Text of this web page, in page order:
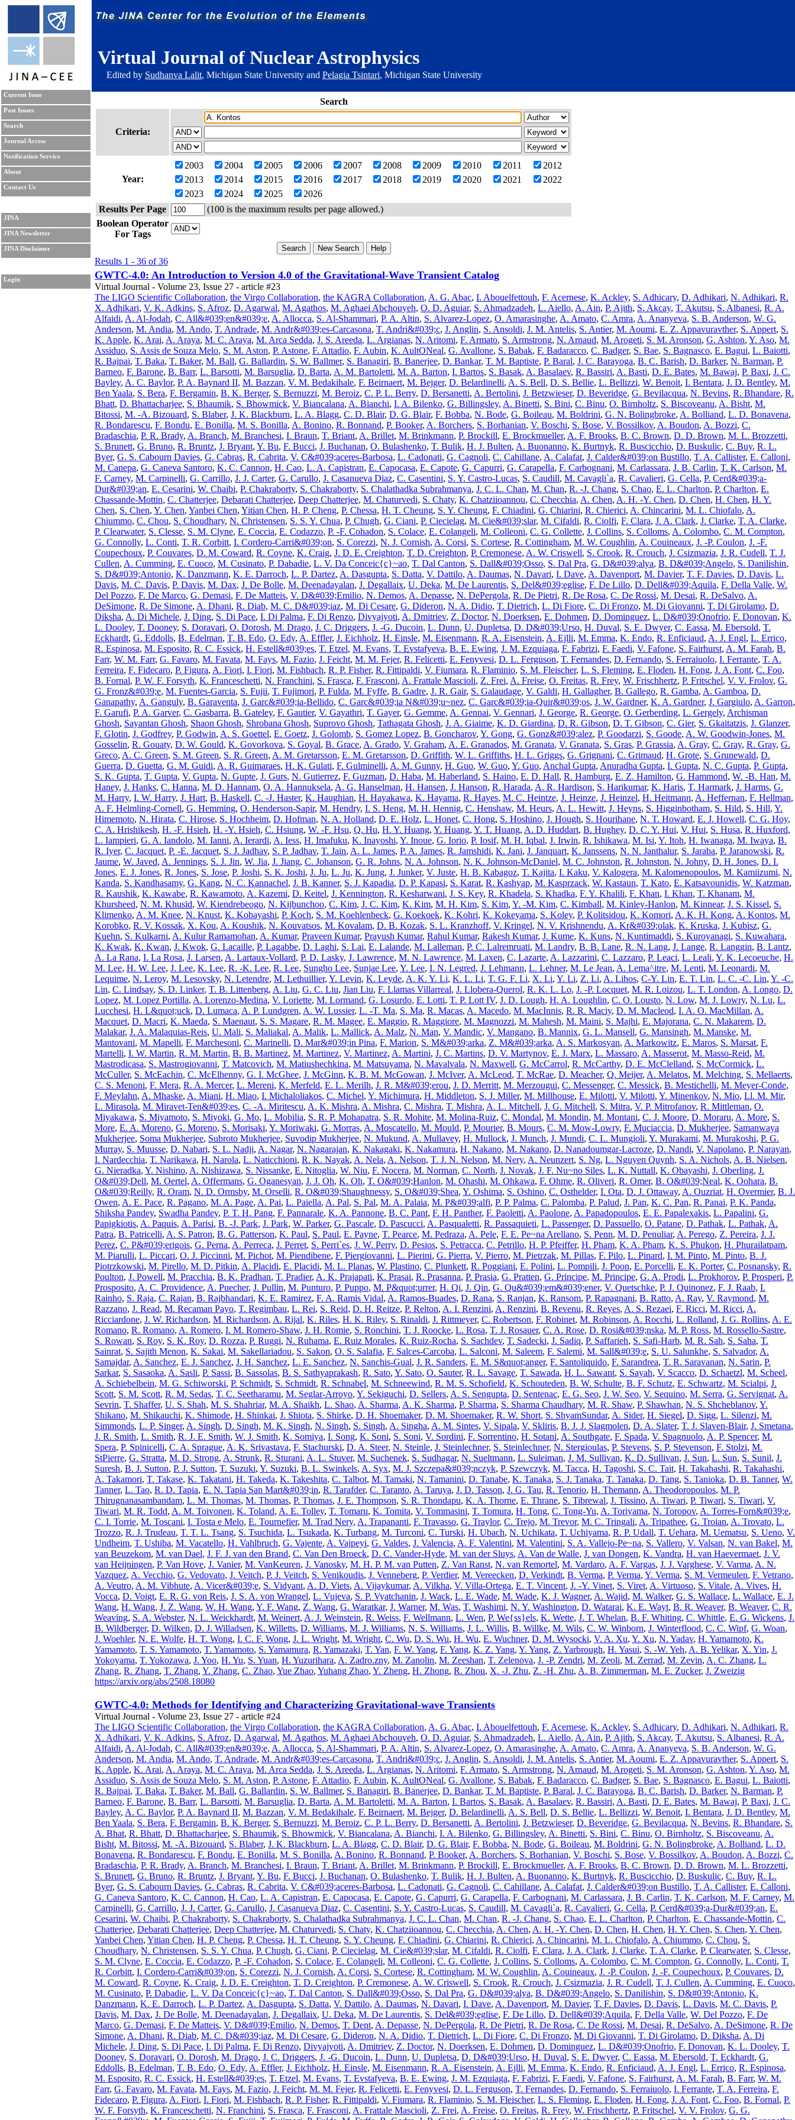
Virtual Journal of Nuclear Astrophysics
Edited by Sudhanva Lalit, Michigan State University and Pelagia Tsintari, Michigan State University
Current Issue
Past Issues
Search
Journal Access
Notification Service
About
Contact Us
JINA
JINA Newsletter
JINA Disclaimer
Login
Search
Criteria:
Year:
2003 2004 2005 2006 2007 2008 2009 2010 2011
2012
2013
2014 2015 2016 2017 2018 2019 2020 2021
2022
2023
2024 2025
2026
Results Per Page
(100 is the maximum results per page allowed.)
Boolean Operator
For Tags
Results 1 - 36 of 36
GWTC-4.0: An Introduction to Version 4.0 of the Gravitational-Wave Transient Catalog
Virtual Journal - Volume 23, Issue 27 - article #23
The LIGO Scientific Collaboration, the Virgo Collaboration, the KAGRA Collaboration, A. G. Abac, I. Abouelfettouh, F. Acernese, K. Ackley, S. Adhicary, D. Adhikari, N. Adhikari, R.
X. Adhikari, V. K. Adkins, S. Afroz, D. Agarwal, M. Agathos, M. Aghaei Abchouyeh, O. D. Aguiar, S. Ahmadzadeh, L. Aiello, A. Ain, P. Ajith, S. Akcay, T. Akutsu, S. Albanesi, R. A.
Alfaidi, A. Al-Jodah, C. All&#039;en&#039;e, A. Allocca, S. Al-Shammari, P. A. Altin, S. Alvarez-Lopez, O. Amarasinghe, A. Amato, C. Amra, A. Ananyeva, S. B. Anderson, W. G.
Anderson, M. Andia, M. Ando, T. Andrade, M. Andr&#039;es-Carcasona, T. Andri&#039;c, J. Anglin, S. Ansoldi, J. M. Antelis, S. Antier, M. Aoumi, E. Z. Appavuravther, S. Appert, S.
K. Apple, K. Arai, A. Araya, M. C. Araya, M. Arca Sedda, J. S. Areeda, L. Argianas, N. Aritomi, F. Armato, S. Armstrong, N. Arnaud, M. Arogeti, S. M. Aronson, G. Ashton, Y. Aso, M.
Assiduo, S. Assis de Souza Melo, S. M. Aston, P. Astone, F. Attadio, F. Aubin, K. AultONeal, G. Avallone, S. Babak, F. Badaracco, C. Badger, S. Bae, S. Bagnasco, E. Bagui, L. Baiotti,
R. Bajpai, T. Baka, T. Baker, M. Ball, G. Ballardin, S. W. Ballmer, S. Banagiri, B. Banerjee, D. Bankar, T. M. Baptiste, P. Baral, J. C. Barayoga, B. C. Barish, D. Barker, N. Barman, P.
Barneo, F. Barone, B. Barr, L. Barsotti, M. Barsuglia, D. Barta, A. M. Bartoletti, M. A. Barton, I. Bartos, S. Basak, A. Basalaev, R. Bassiri, A. Basti, D. E. Bates, M. Bawaj, P. Baxi, J. C.
Bayley, A. C. Baylor, P. A. Baynard II, M. Bazzan, V. M. Bedakihale, F. Beirnaert, M. Bejger, D. Belardinelli, A. S. Bell, D. S. Bellie, L. Bellizzi, W. Benoit, I. Bentara, J. D. Bentley, M.
Ben Yaala, S. Bera, F. Bergamin, B. K. Berger, S. Bernuzzi, M. Beroiz, C. P. L. Berry, D. Bersanetti, A. Bertolini, J. Betzwieser, D. Beveridge, G. Bevilacqua, N. Bevins, R. Bhandare, R.
Bhatt, D. Bhattacharjee, S. Bhaumik, S. Bhowmick, V. Biancalana, A. Bianchi, I. A. Bilenko, G. Billingsley, A. Binetti, S. Bini, C. Binu, O. Birnholtz, S. Biscoveanu, A. Bisht, M.
Bitossi, M. -A. Bizouard, S. Blaber, J. K. Blackburn, L. A. Blagg, C. D. Blair, D. G. Blair, F. Bobba, N. Bode, G. Boileau, M. Boldrini, G. N. Bolingbroke, A. Bolliand, L. D. Bonavena,
R. Bondarescu, F. Bondu, E. Bonilla, M. S. Bonilla, A. Bonino, R. Bonnand, P. Booker, A. Borchers, S. Borhanian, V. Boschi, S. Bose, V. Bossilkov, A. Boudon, A. Bozzi, C.
Bradaschia, P. R. Brady, A. Branch, M. Branchesi, I. Braun, T. Briant, A. Brillet, M. Brinkmann, P. Brockill, E. Brockmueller, A. F. Brooks, B. C. Brown, D. D. Brown, M. L. Brozzetti,
S. Brunett, G. Bruno, R. Bruntz, J. Bryant, Y. Bu, F. Bucci, J. Buchanan, O. Bulashenko, T. Bulik, H. J. Bulten, A. Buonanno, K. Burtnyk, R. Buscicchio, D. Buskulic, C. Buy, R. L.
Byer, G. S. Cabourn Davies, G. Cabras, R. Cabrita, V. C&#039;aceres-Barbosa, L. Cadonati, G. Cagnoli, C. Cahillane, A. Calafat, J. Calder&#039;on Bustillo, T. A. Callister, E. Calloni,
M. Canepa, G. Caneva Santoro, K. C. Cannon, H. Cao, L. A. Capistran, E. Capocasa, E. Capote, G. Capurri, G. Carapella, F. Carbognani, M. Carlassara, J. B. Carlin, T. K. Carlson, M.
F. Carney, M. Carpinelli, G. Carrillo, J. J. Carter, G. Carullo, J. Casanueva Diaz, C. Casentini, S. Y. Castro-Lucas, S. Caudill, M. Cavagli`a, R. Cavalieri, G. Cella, P. Cerd&#039;a-
Dur&#039;an, E. Cesarini, W. Chaibi, P. Chakraborty, S. Chakraborty, S. Chalathadka Subrahmanya, J. C. L. Chan, M. Chan, R. -J. Chang, S. Chao, E. L. Charlton, P. Charlton, E.
Chassande-Mottin, C. Chatterjee, Debarati Chatterjee, Deep Chatterjee, M. Chaturvedi, S. Chaty, K. Chatziioannou, C. Checchia, A. Chen, A. H. -Y. Chen, D. Chen, H. Chen, H. Y.
Chen, S. Chen, Y. Chen, Yanbei Chen, Yitian Chen, H. P. Cheng, P. Chessa, H. T. Cheung, S. Y. Cheung, F. Chiadini, G. Chiarini, R. Chierici, A. Chincarini, M. L. Chiofalo, A.
Chiummo, C. Chou, S. Choudhary, N. Christensen, S. S. Y. Chua, P. Chugh, G. Ciani, P. Ciecielag, M. Cie&#039;slar, M. Cifaldi, R. Ciolfi, F. Clara, J. A. Clark, J. Clarke, T. A. Clarke,
P. Clearwater, S. Clesse, S. M. Clyne, E. Coccia, E. Codazzo, P. -F. Cohadon, S. Colace, E. Colangeli, M. Colleoni, C. G. Collette, J. Collins, S. Colloms, A. Colombo, C. M. Compton,
G. Connolly, L. Conti, T. R. Corbitt, I. Cordero-Carri&#039;on, S. Corezzi, N. J. Cornish, A. Corsi, S. Cortese, R. Cottingham, M. W. Coughlin, A. Couineaux, J. -P. Coulon, J. -F.
Coupechoux, P. Couvares, D. M. Coward, R. Coyne, K. Craig, J. D. E. Creighton, T. D. Creighton, P. Cremonese, A. W. Criswell, S. Crook, R. Crouch, J. Csizmazia, J. R. Cudell, T. J.
Cullen, A. Cumming, E. Cuoco, M. Cusinato, P. Dabadie, L. V. Da Conceic{c}~ao, T. Dal Canton, S. Dall&#039;Osso, S. Dal Pra, G. D&#039;alya, B. D&#039;Angelo, S. Danilishin,
S. D&#039;Antonio, K. Danzmann, K. E. Darroch, L. P. Dartez, A. Dasgupta, S. Datta, V. Dattilo, A. Daumas, N. Davari, I. Dave, A. Davenport, M. Davier, T. F. Davies, D. Davis, L.
Davis, M. C. Davis, P. Davis, M. Dax, J. De Bolle, M. Deenadayalan, J. Degallaix, U. Deka, M. De Laurentis, S. Del&#039;eglise, F. De Lillo, D. Dell&#039;Aquila, F. Della Valle, W.
Del Pozzo, F. De Marco, G. Demasi, F. De Matteis, V. D&#039;Emilio, N. Demos, A. Depasse, N. DePergola, R. De Pietri, R. De Rosa, C. De Rossi, M. Desai, R. DeSalvo, A.
DeSimone, R. De Simone, A. Dhani, R. Diab, M. C. D&#039;iaz, M. Di Cesare, G. Dideron, N. A. Didio, T. Dietrich, L. Di Fiore, C. Di Fronzo, M. Di Giovanni, T. Di Girolamo, D.
Diksha, A. Di Michele, J. Ding, S. Di Pace, I. Di Palma, F. Di Renzo, Divyajyoti, A. Dmitriev, Z. Doctor, N. Doerksen, E. Dohmen, D. Dominguez, L. D&#039;Onofrio, F. Donovan, K.
L. Dooley, T. Dooney, S. Doravari, O. Dorosh, M. Drago, J. C. Driggers, J. -G. Ducoin, L. Dunn, U. Dupletsa, D. D&#039;Urso, H. Duval, S. E. Dwyer, C. Eassa, M. Ebersold, T.
Eckhardt, G. Eddolls, B. Edelman, T. B. Edo, O. Edy, A. Effler, J. Eichholz, H. Einsle, M. Eisenmann, R. A. Eisenstein, A. Ejlli, M. Emma, K. Endo, R. Enficiaud, A. J. Engl, L. Errico,
R. Espinosa, M. Esposito, R. C. Essick, H. Estell&#039;es, T. Etzel, M. Evans, T. Evstafyeva, B. E. Ewing, J. M. Ezquiaga, F. Fabrizi, F. Faedi, V. Fafone, S. Fairhurst, A. M. Farah, B.
Farr, W. M. Farr, G. Favaro, M. Favata, M. Fays, M. Fazio, J. Feicht, M. M. Fejer, R. Felicetti, E. Fenyvesi, D. L. Ferguson, T. Fernandes, D. Fernando, S. Ferraiuolo, I. Ferrante, T. A.
Ferreira, F. Fidecaro, P. Figura, A. Fiori, I. Fiori, M. Fishbach, R. P. Fisher, R. Fittipaldi, V. Fiumara, R. Flaminio, S. M. Fleischer, L. S. Fleming, E. Floden, H. Fong, J. A. Font, C. Foo,
B. Fornal, P. W. F. Forsyth, K. Franceschetti, N. Franchini, S. Frasca, F. Frasconi, A. Frattale Mascioli, Z. Frei, A. Freise, O. Freitas, R. Frey, W. Frischhertz, P. Fritschel, V. V. Frolov, G.
G. Fronz&#039;e, M. Fuentes-Garcia, S. Fujii, T. Fujimori, P. Fulda, M. Fyffe, B. Gadre, J. R. Gair, S. Galaudage, V. Galdi, H. Gallagher, B. Gallego, R. Gamba, A. Gamboa, D.
Ganapathy, A. Ganguly, B. Garaventa, J. Garc&#039;ia-Bellido, C. Garc&#039;ia N&#039;u~nez, C. Garc&#039;ia-Quir&#039;os, J. W. Gardner, K. A. Gardner, J. Gargiulo, A. Garron,
F. Garufi, P. A. Garver, C. Gasbarra, B. Gateley, F. Gautier, V. Gayathri, T. Gayer, G. Gemme, A. Gennai, V. Gennari, J. George, R. George, O. Gerberding, L. Gergely, Archisman
Ghosh, Sayantan Ghosh, Shaon Ghosh, Shrobana Ghosh, Suprovo Ghosh, Tathagata Ghosh, J. A. Giaime, K. D. Giardina, D. R. Gibson, D. T. Gibson, C. Gier, S. Gkaitatzis, J. Glanzer,
F. Glotin, J. Godfrey, P. Godwin, A. S. Goettel, E. Goetz, J. Golomb, S. Gomez Lopez, B. Goncharov, Y. Gong, G. Gonz&#039;alez, P. Goodarzi, S. Goode, A. W. Goodwin-Jones, M.
Gosselin, R. Gouaty, D. W. Gould, K. Govorkova, S. Goyal, B. Grace, A. Grado, V. Graham, A. E. Granados, M. Granata, V. Granata, S. Gras, P. Grassia, A. Gray, C. Gray, R. Gray, G.
Greco, A. C. Green, S. M. Green, S. R. Green, A. M. Gretarsson, E. M. Gretarsson, D. Griffith, W. L. Griffiths, H. L. Griggs, G. Grignani, C. Grimaud, H. Grote, S. Grunewald, D.
Guerra, D. Guetta, G. M. Guidi, A. R. Guimaraes, H. K. Gulati, F. Gulminelli, A. M. Gunny, H. Guo, W. Guo, Y. Guo, Anchal Gupta, Anuradha Gupta, I. Gupta, N. C. Gupta, P. Gupta,
S. K. Gupta, T. Gupta, V. Gupta, N. Gupte, J. Gurs, N. Gutierrez, F. Guzman, D. Haba, M. Haberland, S. Haino, E. D. Hall, R. Hamburg, E. Z. Hamilton, G. Hammond, W. -B. Han, M.
Haney, J. Hanks, C. Hanna, M. D. Hannam, O. A. Hannuksela, A. G. Hanselman, H. Hansen, J. Hanson, R. Harada, A. R. Hardison, S. Harikumar, K. Haris, T. Harmark, J. Harms, G.
M. Harry, I. W. Harry, J. Hart, B. Haskell, C. -J. Haster, K. Haughian, H. Hayakawa, K. Hayama, R. Hayes, M. C. Heintze, J. Heinze, J. Heinzel, H. Heitmann, A. Heffernan, F. Hellman,
A. F. Helmling-Cornell, G. Hemming, O. Henderson-Sapir, M. Hendry, I. S. Heng, M. H. Hennig, C. Henshaw, M. Heurs, A. L. Hewitt, J. Heyns, S. Higginbotham, S. Hild, S. Hill, Y.
Himemoto, N. Hirata, C. Hirose, S. Hochheim, D. Hofman, N. A. Holland, D. E. Holz, L. Honet, C. Hong, S. Hoshino, J. Hough, S. Hourihane, N. T. Howard, E. J. Howell, C. G. Hoy,
C. A. Hrishikesh, H. -F. Hsieh, H. -Y. Hsieh, C. Hsiung, W. -F. Hsu, Q. Hu, H. Y. Huang, Y. Huang, Y. T. Huang, A. D. Huddart, B. Hughey, D. C. Y. Hui, V. Hui, S. Husa, R. Huxford,
L. Iampieri, G. A. Iandolo, M. Ianni, A. Ierardi, A. Iess, H. Imafuku, K. Inayoshi, Y. Inoue, G. Iorio, P. Iosif, M. H. Iqbal, J. Irwin, R. Ishikawa, M. Isi, Y. Itoh, H. Iwanaga, M. Iwaya, B.
R. Iyer, C. Jacquet, P. -E. Jacquet, S. J. Jadhav, S. P. Jadhav, T. Jain, A. L. James, P. A. James, R. Jamshidi, K. Jani, J. Janquart, K. Janssens, N. N. Janthalur, S. Jaraba, P. Jaranowski, R.
Jaume, W. Javed, A. Jennings, S. J. Jin, W. Jia, J. Jiang, C. Johanson, G. R. Johns, N. A. Johnson, N. K. Johnson-McDaniel, M. C. Johnston, R. Johnston, N. Johny, D. H. Jones, D. I.
Jones, E. J. Jones, R. Jones, S. Jose, P. Joshi, S. K. Joshi, J. Ju, L. Ju, K. Jung, J. Junker, V. Juste, H. B. Kabagoz, T. Kajita, I. Kaku, V. Kalogera, M. Kalomenopoulos, M. Kamiizumi, N.
Kanda, S. Kandhasamy, G. Kang, N. C. Kannachel, J. B. Kanner, S. J. Kapadia, D. P. Kapasi, S. Karat, R. Kashyap, M. Kasprzack, W. Kastaun, T. Kato, E. Katsavounidis, W. Katzman,
R. Kaushik, K. Kawabe, R. Kawamoto, A. Kazemi, D. Keitel, J. Kennington, R. Kesharwani, J. S. Key, R. Khadela, S. Khadka, F. Y. Khalili, F. Khan, I. Khan, T. Khanam, M.
Khursheed, N. M. Khusid, W. Kiendrebeogo, N. Kijbunchoo, C. Kim, J. C. Kim, K. Kim, M. H. Kim, S. Kim, Y. -M. Kim, C. Kimball, M. Kinley-Hanlon, M. Kinnear, J. S. Kissel, S.
Klimenko, A. M. Knee, N. Knust, K. Kobayashi, P. Koch, S. M. Koehlenbeck, G. Koekoek, K. Kohri, K. Kokeyama, S. Koley, P. Kolitsidou, K. Komori, A. K. H. Kong, A. Kontos, M.
Korobko, R. V. Kossak, X. Kou, A. Koushik, N. Kouvatsos, M. Kovalam, D. B. Kozak, S. L. Kranzhoff, V. Kringel, N. V. Krishnendu, A. Kr&#039;olak, K. Kruska, J. Kubisz, G.
Kuehn, S. Kulkarni, A. Kulur Ramamohan, A. Kumar, Praveen Kumar, Prayush Kumar, Rahul Kumar, Rakesh Kumar, J. Kume, K. Kuns, N. Kuntimaddi, S. Kuroyanagi, S. Kuwahara,
K. Kwak, K. Kwan, J. Kwok, G. Lacaille, P. Lagabbe, D. Laghi, S. Lai, E. Lalande, M. Lalleman, P. C. Lalremruati, M. Landry, B. B. Lane, R. N. Lang, J. Lange, R. Langgin, B. Lantz,
A. La Rana, I. La Rosa, J. Larsen, A. Lartaux-Vollard, P. D. Lasky, J. Lawrence, M. N. Lawrence, M. Laxen, C. Lazarte, A. Lazzarini, C. Lazzaro, P. Leaci, L. Leali, Y. K. Lecoeuche, H.
M. Lee, H. W. Lee, J. Lee, K. Lee, R. -K. Lee, R. Lee, Sungho Lee, Sunjae Lee, Y. Lee, I. N. Legred, J. Lehmann, L. Lehner, M. Le Jean, A. Lema^itre, M. Lenti, M. Leonardi, M.
Lequime, N. Leroy, M. Lesovsky, N. Letendre, M. Lethuillier, Y. Levin, K. Leyde, A. K. Y. Li, K. L. Li, T. G. F. Li, X. Li, Y. Li, Z. Li, A. Lihos, C-Y. Lin, E. T. Lin, L. C. -C. Lin, Y. -C.
Lin, C. Lindsay, S. D. Linker, T. B. Littenberg, A. Liu, G. C. Liu, Jian Liu, F. Llamas Villarreal, J. Llobera-Querol, R. K. L. Lo, J. -P. Locquet, M. R. Loizou, L. T. London, A. Longo, D.
Lopez, M. Lopez Portilla, A. Lorenzo-Medina, V. Loriette, M. Lormand, G. Losurdo, E. Lotti, T. P. Lott IV, J. D. Lough, H. A. Loughlin, C. O. Lousto, N. Low, M. J. Lowry, N. Lu, L.
Lucchesi, H. L&quot;uck, D. Lumaca, A. P. Lundgren, A. W. Lussier, L. -T. Ma, S. Ma, R. Macas, A. Macedo, M. MacInnis, R. R. Maciy, D. M. Macleod, I. A. O. MacMillan, A.
Macquet, D. Macri, K. Maeda, S. Maenaut, S. S. Magare, R. M. Magee, E. Maggio, R. Maggiore, M. Magnozzi, M. Mahesh, M. Maini, S. Majhi, E. Majorana, C. N. Makarem, D.
Malakar, J. A. Malaquias-Reis, U. Mali, S. Maliakal, A. Malik, L. Mallick, A. Malz, N. Man, V. Mandic, V. Mangano, B. Mannix, G. L. Mansell, G. Mansingh, M. Manske, M.
Mantovani, M. Mapelli, F. Marchesoni, C. Marinelli, D. Mar&#039;in Pina, F. Marion, S. M&#039;arka, Z. M&#039;arka, A. S. Markosyan, A. Markowitz, E. Maros, S. Marsat, F.
Martelli, I. W. Martin, R. M. Martin, B. B. Martinez, M. Martinez, V. Martinez, A. Martini, J. C. Martins, D. V. Martynov, E. J. Marx, L. Massaro, A. Masserot, M. Masso-Reid, M.
Mastrodicasa, S. Mastrogiovanni, T. Matcovich, M. Matiushechkina, M. Matsuyama, N. Mavalvala, N. Maxwell, G. McCarrol, R. McCarthy, D. E. McClelland, S. McCormick, L.
McCuller, S. McEachin, C. McElhenny, G. I. McGhee, J. McGinn, K. B. M. McGowan, J. McIver, A. McLeod, T. McRae, D. Meacher, Q. Meijer, A. Melatos, M. Melching, S. Mellaerts,
C. S. Menoni, F. Mera, R. A. Mercer, L. Mereni, K. Merfeld, E. L. Merilh, J. R. M&#039;erou, J. D. Merritt, M. Merzougui, C. Messenger, C. Messick, B. Mestichelli, M. Meyer-Conde,
F. Meylahn, A. Mhaske, A. Miani, H. Miao, I. Michaloliakos, C. Michel, Y. Michimura, H. Middleton, S. J. Miller, M. Millhouse, E. Milotti, V. Milotti, Y. Minenkov, N. Mio, Ll. M. Mir,
L. Mirasola, M. Miravet-Ten&#039;es, C. -A. Miritescu, A. K. Mishra, A. Mishra, C. Mishra, T. Mishra, A. L. Mitchell, J. G. Mitchell, S. Mitra, V. P. Mitrofanov, R. Mittleman, O.
Miyakawa, S. Miyamoto, S. Miyoki, G. Mo, L. Mobilia, S. R. P. Mohapatra, S. R. Mohite, M. Molina-Ruiz, C. Mondal, M. Mondin, M. Montani, C. J. Moore, D. Moraru, A. More, S.
More, E. A. Moreno, G. Moreno, S. Morisaki, Y. Moriwaki, G. Morras, A. Moscatello, M. Mould, P. Mourier, B. Mours, C. M. Mow-Lowry, F. Muciaccia, D. Mukherjee, Samanwaya
Mukherjee, Soma Mukherjee, Subroto Mukherjee, Suvodip Mukherjee, N. Mukund, A. Mullavey, H. Mullock, J. Munch, J. Mundi, C. L. Mungioli, Y. Murakami, M. Murakoshi, P. G.
Murray, S. Muusse, D. Nabari, S. L. Nadji, A. Nagar, N. Nagarajan, K. Nakagaki, K. Nakamura, H. Nakano, M. Nakano, D. Nanadoumgar-Lacroze, D. Nandi, V. Napolano, P. Narayan,
I. Nardecchia, T. Narikawa, H. Narola, L. Naticchioni, R. K. Nayak, A. Nela, A. Nelson, T. J. N. Nelson, M. Nery, A. Neunzert, S. Ng, L. Nguyen Quynh, S. A. Nichols, A. B. Nielsen,
G. Nieradka, Y. Nishino, A. Nishizawa, S. Nissanke, E. Nitoglia, W. Niu, F. Nocera, M. Norman, C. North, J. Novak, J. F. Nu~no Siles, L. K. Nuttall, K. Obayashi, J. Oberling, J.
O&#039;Dell, M. Oertel, A. Offermans, G. Oganesyan, J. J. Oh, K. Oh, T. O&#039;Hanlon, M. Ohashi, M. Ohkawa, F. Ohme, R. Oliveri, R. Omer, B. O&#039;Neal, K. Oohara, B.
O&#039;Reilly, R. Oram, N. D. Ormsby, M. Orselli, R. O&#039;Shaughnessy, S. O&#039;Shea, Y. Oshima, S. Oshino, C. Osthelder, I. Ota, D. J. Ottaway, A. Ouzriat, H. Overmier, B. J.
Owen, A. E. Pace, R. Pagano, M. A. Page, A. Pai, L. Paiella, A. Pal, S. Pal, M. A. Palaia, M. P&#039;alfi, P. P. Palma, C. Palomba, P. Palud, J. Pan, K. C. Pan, R. Panai, P. K. Panda,
Shiksha Pandey, Swadha Pandey, P. T. H. Pang, F. Pannarale, K. A. Pannone, B. C. Pant, F. H. Panther, F. Paoletti, A. Paolone, A. Papadopoulos, E. E. Papalexakis, L. Papalini, G.
Papigkiotis, A. Paquis, A. Parisi, B. -J. Park, J. Park, W. Parker, G. Pascale, D. Pascucci, A. Pasqualetti, R. Passaquieti, L. Passenger, D. Passuello, O. Patane, D. Pathak, L. Pathak, A.
Patra, B. Patricelli, A. S. Patron, B. G. Patterson, K. Paul, S. Paul, E. Payne, T. Pearce, M. Pedraza, A. Pele, F. E. Pe~na Arellano, S. Penn, M. D. Penuliar, A. Perego, Z. Pereira, J. J.
Perez, C. P&#039;erigois, G. Perna, A. Perreca, J. Perret, S. Perri`es, J. W. Perry, D. Pesios, S. Petracca, C. Petrillo, H. P. Pfeiffer, H. Pham, K. A. Pham, K. S. Phukon, H. Phurailatpam,
M. Piarulli, L. Piccari, O. J. Piccinni, M. Pichot, M. Piendibene, F. Piergiovanni, L. Pierini, G. Pierra, V. Pierro, M. Pietrzak, M. Pillas, F. Pilo, L. Pinard, I. M. Pinto, M. Pinto, B. J.
Piotrzkowski, M. Pirello, M. D. Pitkin, A. Placidi, E. Placidi, M. L. Planas, W. Plastino, C. Plunkett, R. Poggiani, E. Polini, L. Pompili, J. Poon, E. Porcelli, E. K. Porter, C. Posnansky, R.
Poulton, J. Powell, M. Pracchia, B. K. Pradhan, T. Pradier, A. K. Prajapati, K. Prasai, R. Prasanna, P. Prasia, G. Pratten, G. Principe, M. Principe, G. A. Prodi, L. Prokhorov, P. Prosperi, P.
Prosposito, A. C. Providence, A. Puecher, J. Pullin, M. Punturo, P. Puppo, M. P&quot;urrer, H. Qi, J. Qin, G. Qu&#039;em&#039;ener, V. Quetschke, P. J. Quinonez, F. J. Raab, I.
Rainho, S. Raja, C. Rajan, B. Rajbhandari, K. E. Ramirez, F. A. Ramis Vidal, A. Ramos-Buades, D. Rana, S. Ranjan, K. Ransom, P. Rapagnani, B. Ratto, A. Ray, V. Raymond, M.
Razzano, J. Read, M. Recaman Payo, T. Regimbau, L. Rei, S. Reid, D. H. Reitze, P. Relton, A. I. Renzini, A. Renzini, B. Revenu, R. Reyes, A. S. Rezaei, F. Ricci, M. Ricci, A.
Ricciardone, J. W. Richardson, M. Richardson, A. Rijal, K. Riles, H. K. Riley, S. Rinaldi, J. Rittmeyer, C. Robertson, F. Robinet, M. Robinson, A. Rocchi, L. Rolland, J. G. Rollins, A. E.
Romano, R. Romano, A. Romero, I. M. Romero-Shaw, J. H. Romie, S. Ronchini, T. J. Roocke, L. Rosa, T. J. Rosauer, C. A. Rose, D. Rosi&#039;nska, M. P. Ross, M. Rossello-Sastre,
S. Rowan, S. Roy, S. K. Roy, D. Rozza, P. Ruggi, N. Ruhama, E. Ruiz Morales, K. Ruiz-Rocha, S. Sachdev, T. Sadecki, J. Sadiq, P. Saffarieh, S. Safi-Harb, M. R. Sah, S. Saha, T.
Sainrat, S. Sajith Menon, K. Sakai, M. Sakellariadou, S. Sakon, O. S. Salafia, F. Salces-Carcoba, L. Salconi, M. Saleem, F. Salemi, M. Sall&#039;e, S. U. Salunkhe, S. Salvador, A.
Samajdar, A. Sanchez, E. J. Sanchez, J. H. Sanchez, L. E. Sanchez, N. Sanchis-Gual, J. R. Sanders, E. M. S&quot;anger, F. Santoliquido, F. Sarandrea, T. R. Saravanan, N. Sarin, P.
Sarkar, S. Sasaoka, A. Sasli, P. Sassi, B. Sassolas, B. S. Sathyaprakash, R. Sato, Y. Sato, O. Sauter, R. L. Savage, T. Sawada, H. L. Sawant, S. Sayah, V. Scacco, D. Schaetzl, M. Scheel,
A. Schiebelbein, M. G. Schiworski, P. Schmidt, S. Schmidt, R. Schnabel, M. Schneewind, R. M. S. Schofield, K. Schouteden, B. W. Schulte, B. F. Schutz, E. Schwartz, M. Scialpi, J.
Scott, S. M. Scott, R. M. Sedas, T. C. Seetharamu, M. Seglar-Arroyo, Y. Sekiguchi, D. Sellers, A. S. Sengupta, D. Sentenac, E. G. Seo, J. W. Seo, V. Sequino, M. Serra, G. Servignat, A.
Sevrin, T. Shaffer, U. S. Shah, M. S. Shahriar, M. A. Shaikh, L. Shao, A. Sharma, A. K. Sharma, P. Sharma, S. Sharma Chaudhary, M. R. Shaw, P. Shawhan, N. S. Shcheblanov, Y.
Shikano, M. Shikauchi, K. Shimode, H. Shinkai, J. Shiota, S. Shirke, D. H. Shoemaker, D. M. Shoemaker, R. W. Short, S. ShyamSundar, A. Sider, H. Siegel, D. Sigg, L. Silenzi, M.
Simmonds, L. P. Singer, A. Singh, D. Singh, M. K. Singh, N. Singh, S. Singh, A. Singha, A. M. Sintes, V. Sipala, V. Skliris, B. J. J. Slagmolen, D. A. Slater, T. J. Slaven-Blair, J. Smetana,
J. R. Smith, L. Smith, R. J. E. Smith, W. J. Smith, K. Somiya, I. Song, K. Soni, S. Soni, V. Sordini, F. Sorrentino, H. Sotani, A. Southgate, F. Spada, V. Spagnuolo, A. P. Spencer, M.
Spera, P. Spinicelli, C. A. Sprague, A. K. Srivastava, F. Stachurski, D. A. Steer, N. Steinle, J. Steinlechner, S. Steinlechner, N. Stergioulas, P. Stevens, S. P. Stevenson, F. Stolzi, M.
StPierre, G. Stratta, M. D. Strong, A. Strunk, R. Sturani, A. L. Stuver, M. Suchenek, S. Sudhagar, N. Sueltmann, L. Suleiman, J. M. Sullivan, K. D. Sullivan, J. Sun, L. Sun, S. Sunil, J.
Suresh, B. J. Sutton, P. J. Sutton, T. Suzuki, Y. Suzuki, B. L. Swinkels, A. Syx, M. J. Szczepa&#039;nczyk, P. Szewczyk, M. Tacca, H. Tagoshi, S. C. Tait, H. Takahashi, R. Takahashi,
A. Takamori, T. Takase, K. Takatani, H. Takeda, K. Takeshita, C. Talbot, M. Tamaki, N. Tamanini, D. Tanabe, K. Tanaka, S. J. Tanaka, T. Tanaka, D. Tang, S. Tanioka, D. B. Tanner, W.
Tanner, L. Tao, R. D. Tapia, E. N. Tapia San Mart&#039;in, R. Tarafder, C. Taranto, A. Taruya, J. D. Tasson, J. G. Tau, R. Tenorio, H. Themann, A. Theodoropoulos, M. P.
Thirugnanasambandam, L. M. Thomas, M. Thomas, P. Thomas, J. E. Thompson, S. R. Thondapu, K. A. Thorne, E. Thrane, S. Tibrewal, J. Tissino, A. Tiwari, P. Tiwari, S. Tiwari, V.
Tiwari, M. R. Todd, A. M. Toivonen, K. Toland, A. E. Tolley, T. Tomaru, K. Tomita, V. Tommasini, T. Tomura, H. Tong, C. Tong-Yu, A. Toriyama, N. Toropov, A. Torres-Forn&#039;e,
C. I. Torrie, M. Toscani, I. Tosta e Melo, E. Tournefier, M. Trad Nery, A. Trapananti, F. Travasso, G. Traylor, C. Trejo, M. Trevor, M. C. Tringali, A. Tripathee, G. Troian, A. Trovato, L.
Trozzo, R. J. Trudeau, T. T. L. Tsang, S. Tsuchida, L. Tsukada, K. Turbang, M. Turconi, C. Turski, H. Ubach, N. Uchikata, T. Uchiyama, R. P. Udall, T. Uehara, M. Uematsu, S. Ueno, V.
Undheim, T. Ushiba, M. Vacatello, H. Vahlbruch, G. Vajente, A. Vajpeyi, G. Valdes, J. Valencia, A. F. Valentini, M. Valentini, S. A. Vallejo-Pe~na, S. Vallero, V. Valsan, N. van Bakel, M.
van Beuzekom, M. van Dael, J. F. J. van den Brand, C. Van Den Broeck, D. C. Vander-Hyde, M. van der Sluys, A. Van de Walle, J. van Dongen, K. Vandra, H. van Haevermaet, J. V.
van Heijningen, P. Van Hove, J. Vanier, M. VanKeuren, J. Vanosky, M. H. P. M. van Putten, Z. Van Ranst, N. van Remortel, M. Vardaro, A. F. Vargas, J. J. Varghese, V. Varma, A. N.
Vazquez, A. Vecchio, G. Vedovato, J. Veitch, P. J. Veitch, S. Venikoudis, J. Venneberg, P. Verdier, M. Vereecken, D. Verkindt, B. Verma, P. Verma, Y. Verma, S. M. Vermeulen, F. Vetrano,
A. Veutro, A. M. Vibhute, A. Vicer&#039;e, S. Vidyant, A. D. Viets, A. Vijaykumar, A. Vilkha, V. Villa-Ortega, E. T. Vincent, J. -Y. Vinet, S. Viret, A. Virtuoso, S. Vitale, A. Vives, H.
Vocca, D. Voigt, E. R. G. von Reis, J. S. A. von Wrangel, L. Vujeva, S. P. Vyatchanin, J. Wack, L. E. Wade, M. Wade, K. J. Wagner, A. Wajid, M. Walker, G. S. Wallace, L. Wallace, E. J.
Wang, H. Wang, J. Z. Wang, W. H. Wang, Y. F. Wang, Z. Wang, G. Waratkar, J. Warner, M. Was, T. Washimi, N. Y. Washington, D. Watarai, K. E. Wayt, B. R. Weaver, B. Weaver, C. R.
Weaving, S. A. Webster, N. L. Weickhardt, M. Weinert, A. J. Weinstein, R. Weiss, F. Wellmann, L. Wen, P. We{ss}els, K. Wette, J. T. Whelan, B. F. Whiting, C. Whittle, E. G. Wickens, J.
B. Wildberger, D. Wilken, D. J. Willadsen, K. Willetts, D. Williams, M. J. Williams, N. S. Williams, J. L. Willis, B. Willke, M. Wils, C. W. Winborn, J. Winterflood, C. C. Wipf, G. Woan,
J. Woehler, N. E. Wolfe, H. T. Wong, I. C. F. Wong, J. L. Wright, M. Wright, C. Wu, D. S. Wu, H. Wu, E. Wuchner, D. M. Wysocki, V. A. Xu, Y. Xu, N. Yadav, H. Yamamoto, K.
Yamamoto, T. S. Yamamoto, T. Yamamoto, S. Yamamura, R. Yamazaki, T. Yan, F. W. Yang, F. Yang, K. Z. Yang, Y. Yang, Z. Yarbrough, H. Yasui, S. -W. Yeh, A. B. Yelikar, X. Yin, J.
Yokoyama, T. Yokozawa, J. Yoo, H. Yu, S. Yuan, H. Yuzurihara, A. Zadro.zny, M. Zanolin, M. Zeeshan, T. Zelenova, J. -P. Zendri, M. Zeoli, M. Zerrad, M. Zevin, A. C. Zhang, L.
Zhang, R. Zhang, T. Zhang, Y. Zhang, C. Zhao, Yue Zhao, Yuhang Zhao, Y. Zheng, H. Zhong, R. Zhou, X. -J. Zhu, Z. -H. Zhu, A. B. Zimmerman, M. E. Zucker, J. Zweizig
https://arxiv.org/abs/2508.18080
GWTC-4.0: Methods for Identifying and Characterizing Gravitational-wave Transients
Virtual Journal - Volume 23, Issue 27 - article #24
The LIGO Scientific Collaboration, the Virgo Collaboration, the KAGRA Collaboration, A. G. Abac, I. Abouelfettouh, F. Acernese, K. Ackley, S. Adhicary, D. Adhikari, N. Adhikari, R.
X. Adhikari, V. K. Adkins, S. Afroz, D. Agarwal, M. Agathos, M. Aghaei Abchouyeh, O. D. Aguiar, S. Ahmadzadeh, L. Aiello, A. Ain, P. Ajith, S. Akcay, T. Akutsu, S. Albanesi, R. A.
Alfaidi, A. Al-Jodah, C. All&#039;en&#039;e, A. Allocca, S. Al-Shammari, P. A. Altin, S. Alvarez-Lopez, O. Amarasinghe, A. Amato, C. Amra, A. Ananyeva, S. B. Anderson, W. G.
Anderson, M. Andia, M. Ando, T. Andrade, M. Andr&#039;es-Carcasona, T. Andri&#039;c, J. Anglin, S. Ansoldi, J. M. Antelis, S. Antier, M. Aoumi, E. Z. Appavuravther, S. Appert, S.
K. Apple, K. Arai, A. Araya, M. C. Araya, M. Arca Sedda, J. S. Areeda, L. Argianas, N. Aritomi, F. Armato, S. Armstrong, N. Arnaud, M. Arogeti, S. M. Aronson, G. Ashton, Y. Aso, M.
Assiduo, S. Assis de Souza Melo, S. M. Aston, P. Astone, F. Attadio, F. Aubin, K. AultONeal, G. Avallone, S. Babak, F. Badaracco, C. Badger, S. Bae, S. Bagnasco, E. Bagui, L. Baiotti,
R. Bajpai, T. Baka, T. Baker, M. Ball, G. Ballardin, S. W. Ballmer, S. Banagiri, B. Banerjee, D. Bankar, T. M. Baptiste, P. Baral, J. C. Barayoga, B. C. Barish, D. Barker, N. Barman, P.
Barneo, F. Barone, B. Barr, L. Barsotti, M. Barsuglia, D. Barta, A. M. Bartoletti, M. A. Barton, I. Bartos, S. Basak, A. Basalaev, R. Bassiri, A. Basti, D. E. Bates, M. Bawaj, P. Baxi, J. C.
Bayley, A. C. Baylor, P. A. Baynard II, M. Bazzan, V. M. Bedakihale, F. Beirnaert, M. Bejger, D. Belardinelli, A. S. Bell, D. S. Bellie, L. Bellizzi, W. Benoit, I. Bentara, J. D. Bentley, M.
Ben Yaala, S. Bera, F. Bergamin, B. K. Berger, S. Bernuzzi, M. Beroiz, C. P. L. Berry, D. Bersanetti, A. Bertolini, J. Betzwieser, D. Beveridge, G. Bevilacqua, N. Bevins, R. Bhandare, S.
A. Bhat, R. Bhatt, D. Bhattacharjee, S. Bhaumik, S. Bhowmick, V. Biancalana, A. Bianchi, I. A. Bilenko, G. Billingsley, A. Binetti, S. Bini, C. Binu, O. Birnholtz, S. Biscoveanu, A.
Bisht, M. Bitossi, M. -A. Bizouard, S. Blaber, J. K. Blackburn, L. A. Blagg, C. D. Blair, D. G. Blair, F. Bobba, N. Bode, G. Boileau, M. Boldrini, G. N. Bolingbroke, A. Bolliand, L. D.
Bonavena, R. Bondarescu, F. Bondu, E. Bonilla, M. S. Bonilla, A. Bonino, R. Bonnand, P. Booker, A. Borchers, S. Borhanian, V. Boschi, S. Bose, V. Bossilkov, A. Boudon, A. Bozzi, C.
Bradaschia, P. R. Brady, A. Branch, M. Branchesi, I. Braun, T. Briant, A. Brillet, M. Brinkmann, P. Brockill, E. Brockmueller, A. F. Brooks, B. C. Brown, D. D. Brown, M. L. Brozzetti,
S. Brunett, G. Bruno, R. Bruntz, J. Bryant, Y. Bu, F. Bucci, J. Buchanan, O. Bulashenko, T. Bulik, H. J. Bulten, A. Buonanno, K. Burtnyk, R. Buscicchio, D. Buskulic, C. Buy, R. L.
Byer, G. S. Cabourn Davies, G. Cabras, R. Cabrita, V. C&#039;aceres-Barbosa, L. Cadonati, G. Cagnoli, C. Cahillane, A. Calafat, J. Calder&#039;on Bustillo, T. A. Callister, E. Calloni,
G. Caneva Santoro, K. C. Cannon, H. Cao, L. A. Capistran, E. Capocasa, E. Capote, G. Capurri, G. Carapella, F. Carbognani, M. Carlassara, J. B. Carlin, T. K. Carlson, M. F. Carney, M.
Carpinelli, G. Carrillo, J. J. Carter, G. Carullo, J. Casanueva Diaz, C. Casentini, S. Y. Castro-Lucas, S. Caudill, M. Cavagli`a, R. Cavalieri, G. Cella, P. Cerd&#039;a-Dur&#039;an, E.
Cesarini, W. Chaibi, P. Chakraborty, S. Chakraborty, S. Chalathadka Subrahmanya, J. C. L. Chan, M. Chan, R. -J. Chang, S. Chao, E. L. Charlton, P. Charlton, E. Chassande-Mottin, C.
Chatterjee, Debarati Chatterjee, Deep Chatterjee, M. Chaturvedi, S. Chaty, K. Chatziioannou, C. Checchia, A. Chen, A. H. -Y. Chen, D. Chen, H. Chen, H. Y. Chen, S. Chen, Y. Chen,
Yanbei Chen, Yitian Chen, H. P. Cheng, P. Chessa, H. T. Cheung, S. Y. Cheung, F. Chiadini, G. Chiarini, R. Chierici, A. Chincarini, M. L. Chiofalo, A. Chiummo, C. Chou, S.
Choudhary, N. Christensen, S. S. Y. Chua, P. Chugh, G. Ciani, P. Ciecielag, M. Cie&#039;slar, M. Cifaldi, R. Ciolfi, F. Clara, J. A. Clark, J. Clarke, T. A. Clarke, P. Clearwater, S. Clesse,
S. M. Clyne, E. Coccia, E. Codazzo, P. -F. Cohadon, S. Colace, E. Colangeli, M. Colleoni, C. G. Collette, J. Collins, S. Colloms, A. Colombo, C. M. Compton, G. Connolly, L. Conti, T.
R. Corbitt, I. Cordero-Carri&#039;on, S. Corezzi, N. J. Cornish, A. Corsi, S. Cortese, R. Cottingham, M. W. Coughlin, A. Couineaux, J. -P. Coulon, J. -F. Coupechoux, P. Couvares, D.
M. Coward, R. Coyne, K. Craig, J. D. E. Creighton, T. D. Creighton, P. Cremonese, A. W. Criswell, S. Crook, R. Crouch, J. Csizmazia, J. R. Cudell, T. J. Cullen, A. Cumming, E. Cuoco,
M. Cusinato, P. Dabadie, L. V. Da Conceic{c}~ao, T. Dal Canton, S. Dall&#039;Osso, S. Dal Pra, G. D&#039;alya, B. D&#039;Angelo, S. Danilishin, S. D&#039;Antonio, K.
Danzmann, K. E. Darroch, L. P. Dartez, A. Dasgupta, S. Datta, V. Dattilo, A. Daumas, N. Davari, I. Dave, A. Davenport, M. Davier, T. F. Davies, D. Davis, L. Davis, M. C. Davis, P.
Davis, M. Dax, J. De Bolle, M. Deenadayalan, J. Degallaix, U. Deka, M. De Laurentis, S. Del&#039;eglise, F. De Lillo, D. Dell&#039;Aquila, F. Della Valle, W. Del Pozzo, F. De
Marco, G. Demasi, F. De Matteis, V. D&#039;Emilio, N. Demos, T. Dent, A. Depasse, N. DePergola, R. De Pietri, R. De Rosa, C. De Rossi, M. Desai, R. DeSalvo, A. DeSimone, R. De
Simone, A. Dhani, R. Diab, M. C. D&#039;iaz, M. Di Cesare, G. Dideron, N. A. Didio, T. Dietrich, L. Di Fiore, C. Di Fronzo, M. Di Giovanni, T. Di Girolamo, D. Diksha, A. Di
Michele, J. Ding, S. Di Pace, I. Di Palma, F. Di Renzo, Divyajyoti, A. Dmitriev, Z. Doctor, N. Doerksen, E. Dohmen, D. Dominguez, L. D&#039;Onofrio, F. Donovan, K. L. Dooley, T.
Dooney, S. Doravari, O. Dorosh, M. Drago, J. C. Driggers, J. -G. Ducoin, L. Dunn, U. Dupletsa, D. D&#039;Urso, H. Duval, S. E. Dwyer, C. Eassa, M. Ebersold, T. Eckhardt, G.
Eddolls, B. Edelman, T. B. Edo, O. Edy, A. Effler, J. Eichholz, H. Einsle, M. Eisenmann, R. A. Eisenstein, A. Ejlli, M. Emma, K. Endo, R. Enficiaud, A. J. Engl, L. Errico, R. Espinosa,
M. Esposito, R. C. Essick, H. Estell&#039;es, T. Etzel, M. Evans, T. Evstafyeva, B. E. Ewing, J. M. Ezquiaga, F. Fabrizi, F. Faedi, V. Fafone, S. Fairhurst, A. M. Farah, B. Farr, W. M.
Farr, G. Favaro, M. Favata, M. Fays, M. Fazio, J. Feicht, M. M. Fejer, R. Felicetti, E. Fenyvesi, D. L. Ferguson, T. Fernandes, D. Fernando, S. Ferraiuolo, I. Ferrante, T. A. Ferreira, F.
Fidecaro, P. Figura, A. Fiori, I. Fiori, M. Fishbach, R. P. Fisher, R. Fittipaldi, V. Fiumara, R. Flaminio, S. M. Fleischer, L. S. Fleming, E. Floden, H. Fong, J. A. Font, C. Foo, B. Fornal, P.
W. F. Forsyth, K. Franceschetti, N. Franchini, S. Frasca, F. Frasconi, A. Frattale Mascioli, Z. Frei, A. Freise, O. Freitas, R. Frey, W. Frischhertz, P. Fritschel, V. V. Frolov, G. G.